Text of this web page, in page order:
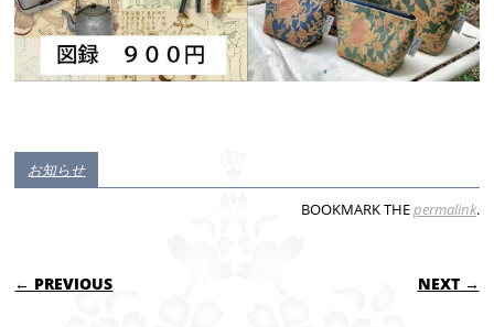
お知らせ
BOOKMARK THEpermalink.
POST NAVIGATION
← PREVIOUS NEXT →